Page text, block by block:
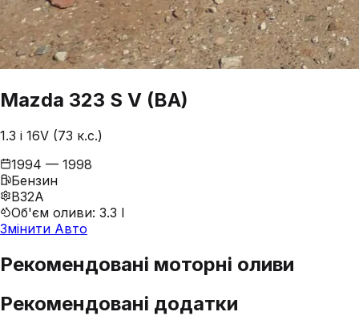
Mazda 323 S V (BA)
1.3 i 16V (73 к.с.)
1994 — 1998
Бензин
B32A
Об'єм оливи: 3.3 l
Змінити Авто
Рекомендовані моторні оливи
Рекомендовані додатки